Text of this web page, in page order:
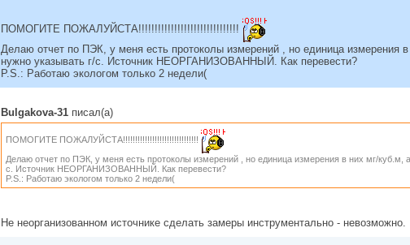
ПОМОГИТЕ ПОЖАЛУЙСТА!!!!!!!!!!!!!!!!!!!!!!!!!!!!!!!
Делаю отчет по ПЭК, у меня есть протоколы измерений , но единица измерения
нужно указывать г/с. Источник НЕОРГАНИЗОВАННЫЙ. Как перевести?
P.S.: Работаю экологом только 2 недели(
Bulgakova-31 писал(а)
ПОМОГИТЕ ПОЖАЛУЙСТА!!!!!!!!!!!!!!!!!!!!!!!!!!!!!!!
Делаю отчет по ПЭК, у меня есть протоколы измерений , но единица измерения в них мг/куб.м,
с. Источник НЕОРГАНИЗОВАННЫЙ. Как перевести?
P.S.: Работаю экологом только 2 недели(
Не неорганизованном источнике сделать замеры инструментально - невозможно.